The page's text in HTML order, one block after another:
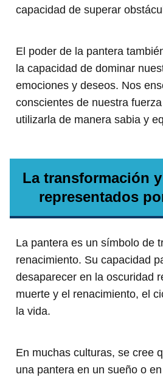
capacidad de superar
El poder de la pantera
la capacidad de dominar
emociones y deseos. Nos
conscientes de nuestra
utilizarla de manera sabia y
La transformación
representados
La pantera es un símbolo de
renacimiento. Su capacidad
desaparecer en la oscuridad
muerte y el renacimiento, el
la vida.
En muchas culturas, se cree
una pantera en un sueño o